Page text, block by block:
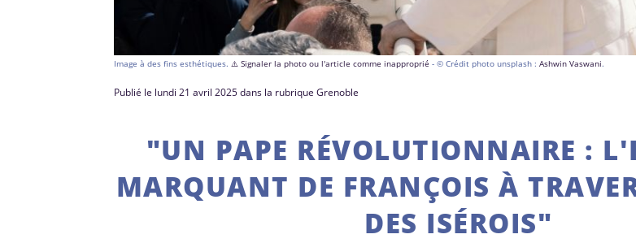
Image à des fins esthétiques.⚠️ Signaler la photo ou l'article comme inapproprié - © Crédit photo unsplash :Ashwin Vaswani.
Publié le lundi 21 avril 2025 dans la rubrique Grenoble
"UN PAPE RÉVOLUTIONNAIRE :
MARQUANT DE FRANÇOIS À
DES ISÉROIS"